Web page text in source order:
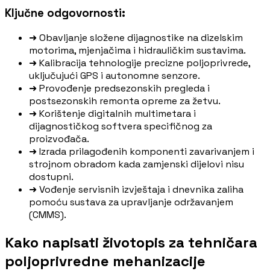
Ključne odgovornosti:
➜Obavljanje složene dijagnostike na dizelskim
motorima, mjenjačima i hidrauličkim sustavima.
➜Kalibracija tehnologije precizne poljoprivrede,
uključujući GPS i autonomne senzore.
➜Provođenje predsezonskih pregleda i
postsezonskih remonta opreme za žetvu.
➜Korištenje digitalnih multimetara i
dijagnostičkog softvera specifičnog za
proizvođača.
➜Izrada prilagođenih komponenti zavarivanjem i
strojnom obradom kada zamjenski dijelovi nisu
dostupni.
➜Vođenje servisnih izvještaja i dnevnika zaliha
pomoću sustava za upravljanje održavanjem
(CMMS).
Kako napisati životopis za tehničara
poljoprivredne mehanizacije